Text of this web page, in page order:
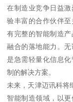
在制造业竞争日益
验丰富的合作伙伴
有完整的智能制造
融合的落地能力。
是急需轻量化信息
制的解决方案。
未来，天津迈讯科将
智能制造领域，以